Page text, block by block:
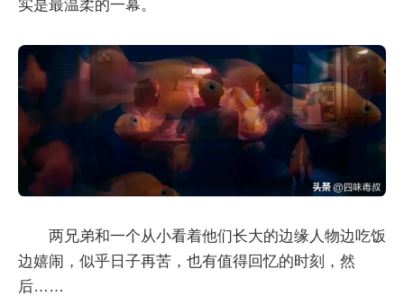
实是最温柔的一幕。
两兄弟和一个从小看着他们长大的边缘人物边吃饭
边嬉闹，似乎日子再苦，也有值得回忆的时刻，然
后……